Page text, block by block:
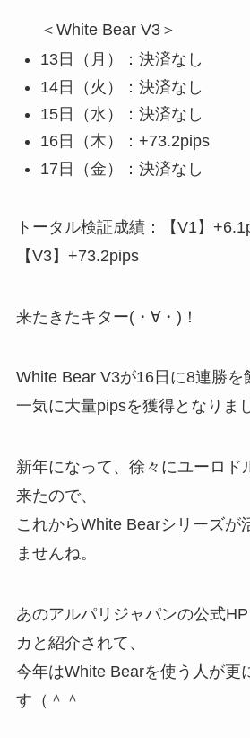
＜White Bear V3＞
13日（月）：決済なし
14日（火）：決済なし
15日（水）：決済なし
16日（木）：+73.2pips
17日（金）：決済なし
トータル検証成績：【V1】
【V3】+73.2pips
来たきたキター(・∀・)！
White Bear V3が16日に8連勝を
一気に大量pipsを獲得となりま
新年になって、徐々にユーロド
来たので、
これからWhite Bearシリーズが
ませんね。
あのアルパリジャパンの公式
カと紹介されて、
今年はWhite Bearを使う人が更
す（＾＾